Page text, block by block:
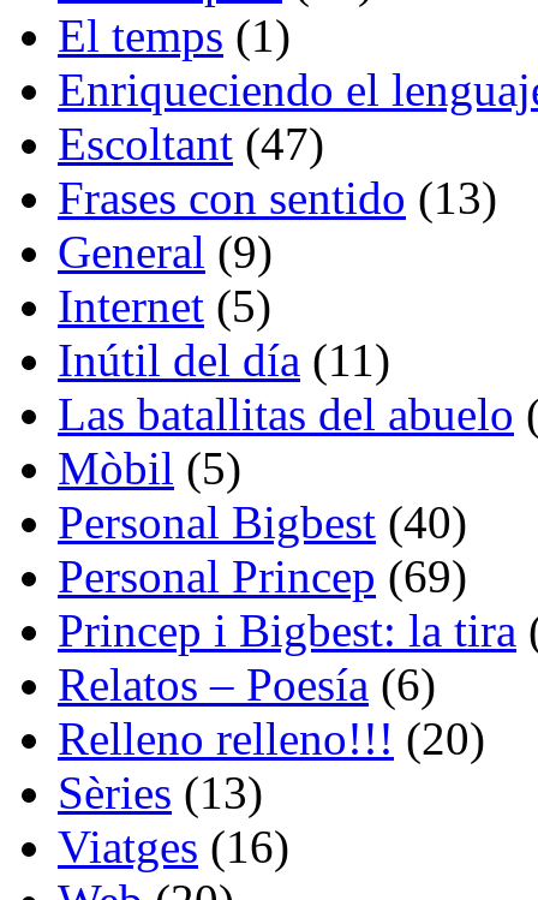
El temps (1)
Enriqueciendo el
Escoltant (47)
Frases con sentido (13)
General (9)
Internet (5)
Inútil del día (11)
Las batallitas del abuelo
Mòbil (5)
Personal Bigbest (40)
Personal Princep (69)
Princep i Bigbest: la tira
Relatos – Poesía (6)
Relleno relleno!!! (20)
Sèries (13)
Viatges (16)